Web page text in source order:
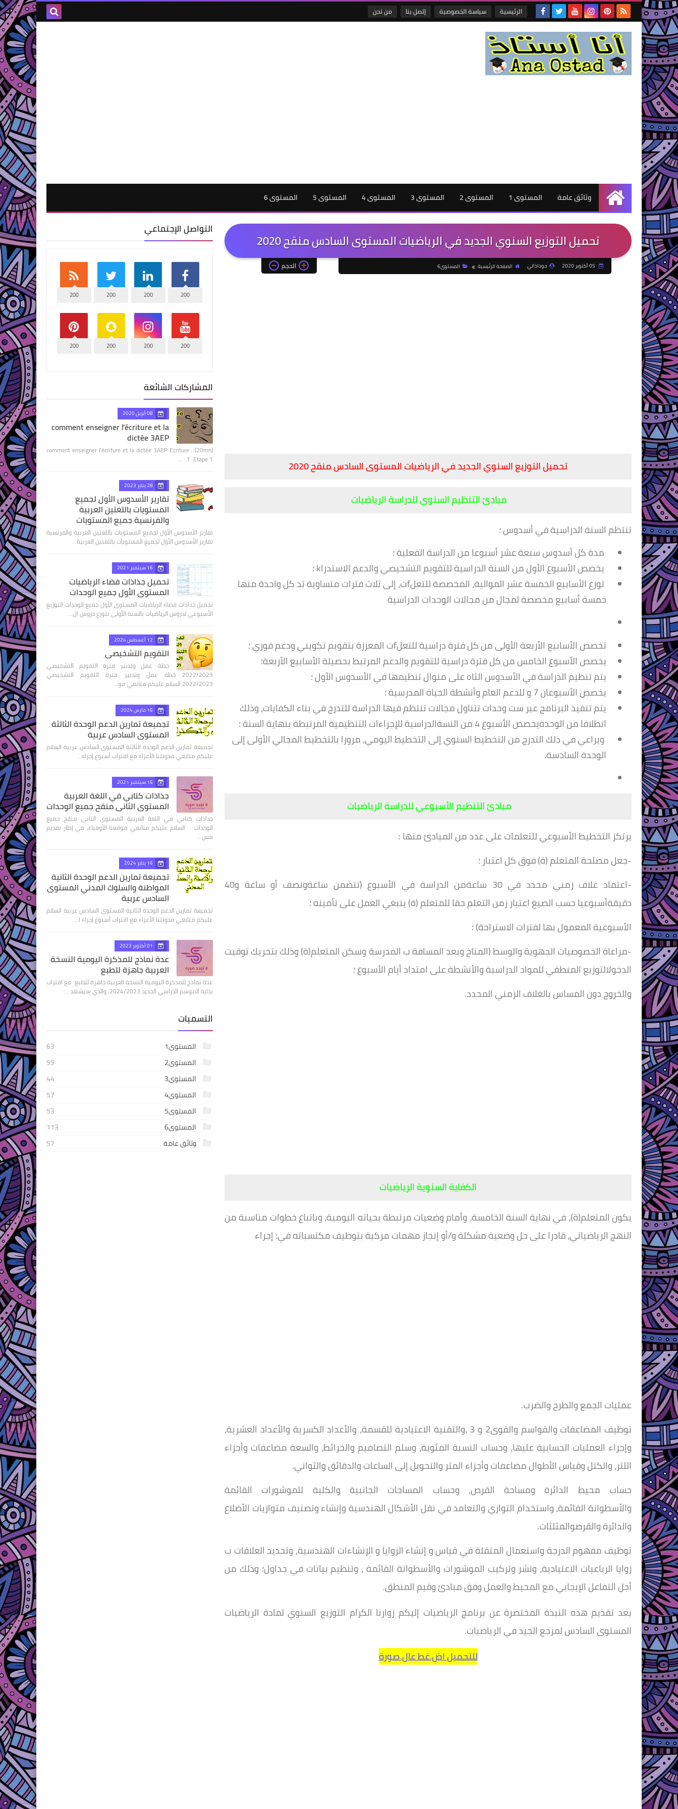
الرئيسية سياسة الخصوصية إتصل بنا من نحن
الرئيسية
وثائق عامة المستوى 1 المستوى 2 المستوى 3 المستوى 4 المستوى 5 المستوى 6
تحميل التوزيع السنوي الجديد في الرياضيات المستوى السادس منقح 2020
جوذاذاتي الصفحة الرئيسية المستوى6 الحجم
تحميل التوزيع السنوي الجديد في الرياضيات المستوى السادس منقح 2020
مبادئ التنظيم السنوي للدراسة الرياضيات
تنتظم السنة الدراسية في أسدوس ؛
مدة كل أسدوس سبعة عشر أسبوعا من الدراسة الفعلية ؛
يخصص الأسبوع الأول من السنة الدراسية للتقويم التشخيصي والدعم الاستدراk ؛
توزع الأسابيع الخمسة عشر الموالية، المخصصة للتعلfت، إلى ثلاث فترات متساوية تد كل واحدة منها
خمسة أسابيعمخصصة لمجال من مجالات الوحدات الدراسية
تخصص الأسابيع الأربعة الأولى من كل فترة دراسية للتعلfت المعززة بتقويم تكويني ودعم فوري ؛
يخصص الأسبوع الخامس من كل فترة دراسية للتقويم والدعم المرتبط بحصيلة الأسابيع الأربعة؛
يتم تنظيم الدراسة في الأسدوس الثاo على منوال تنظيمها في الأسدوس الأول ؛
يخصص الأسبوعان 7 و للدعم العام وأنشطة الحياة المدرسية ؛
يتم تنفيذ البرنامج عبر ست وحدات تتناول مجالات تنتظم فيها الدراسة للتدرج في بناء الكفايات، وذلك
انطلاقا من الوحدةيخصص الأسبوع 4 من النسةالدراسية للإجراءات التنظيمية المرتبطة بنهاية السنة ؛
ويراعي في ذلك التدرج من التخطيط السنوي إلى التخطيط اليومي، مرورا بالتخطيط المجاليالأولى إلى
الوحدة السادسة.
مبادئ التنظيم الأسبوعي للدراسة الرياضيات
يرتكز التخطيط الأسبوعي للتعلمات على عدد من المبادئ منها :
-جعل مصلحة المتعلم (ة) فوق كل اعتبار ؛
-اعتماد غلاف زمني محدد في 30 ساعةمن الدراسة في الأسبوع (تتضمن ساعةونصف أو ساعة و40
دقيقةأسبوعيا حسب الصيغ اعتبار زمن التعلم حقا للمتعلم (ة) ينبغي العمل على تأمينه ؛
الأسبوعية المعمول بها لفترات الاستراحة) ؛
-مراعاة الخصوصيات الجهوية والوسط (المناخ وبعد المسافة ب المدرسة وسكن المتعلم(ة) وذلك بتحريك توقيت
الدخولالتوزيع المنطقي للمواد الدراسية والأنشطة على امتداد أيام الأسبوع ؛
والخروج دون المساس بالغلاف الزمني المحدد.
الكفاية السنوية الرياضيات
يكون المتعلم(ة)، في نهاية السنة الخامسة، وأمام وضعيات مرتبطة بحياته اليومية، وباتباع خطوات مناسبة من
النهج الرياضياتي، قادرا على حل وضعية مشكلة و/أو إنجاز مهمات مركبة بتوظيف مكتسباته في: إجراء
عمليات الجمع والطرح والضرب.
توظيف المضاعفات والقواسم والقوى2 و 3 ،والتقنية الاعتيادية للقسمة، والأعداد
الكسرية والأعداد العشرية،
وإجراء العمليات الحسابية عليها، وحساب النسبة المئوية، وسلم التصاميم والخرائط، والسعة مضاعفات وأجزاء
اللتر، والكتل وقياس الأطوال مضاعفات وأجزاء المتر والتحويل إلى الساعات والدقائقوالثواني.
حساب محيط الدائرة ومساحة القرص، وحساب المساحات الجانبية والكلية للموشورات القائمة
والأسطوانة القائمة، واستخدام التوازي والتعامد في نقل الأشكال الهندسية وإنشاء وتصنيف متوازيات الأضلاع
والدائرة والقرصوالمثلثات.
توظيف مفهوم الدرجة واستعمال المنقلة في قياس و إنشاء الزوايا و الإنشاءات الهندسية، وتحديد العلاقات ب
زوايا الرباعيات الاعتيادية، ونشر وتركيب الموشورات والأسطوانة القائمة، وتنظيم بياناتفي جداول؛ وذلك من
أجل التفاعل الإيجابي مع المحيط والعمل وفق مبادئ وقيم المنطق.
بعد تقديم هذه النبذة المختصرة عن برنامج الرياضيات إليكم زوارنا الكرام التوزيع السنوي لمادة الرياضيات
المستوى السادس لمرجع الجيد في الرياضيات.
للتحميل اض.غط عال.صورة
التواصل الإجتماعي
200
200
200
200
200
200
200
200
المشاركات الشائعة
08 أبريل 2020
comment enseigner l'écriture et la
dictée 3AEP
comment enseigner l'écriture et la dictée 3AEP Ecriture : (20mn)
1. Etape 1 : …
28 يناير 2023
تقارير الأسدوس الأول لجميع
المستويات باللغتين العربية
والفرنسية جميع المستويات
تقارير الأسدوس الأول لجميع المستويات باللغتين العربية والفرنسية
تقارير الأسدوس الأول لجميع المستويات باللغتين العربية…
16 سبتمبر 2021
تحميل جذاذات فضاء الرياضيات
المستوى الأول جميع الوحدات
تحميل جذاذات فضاء الرياضيات المستوى الأول جميع الوحدات التوزيع
الأسبوعي لدروس الرياضيات بالسنة الأولى تتوزع دروس ال…
12 أغسطس 2024
التقويم التشخيصي
خطة عمل وتدبير فترة التقويم التشخيصي
2022/2023 خطة عمل وتدبير فترة التقويم التشخيصي
2022/2023 السلام عليكم متابعي مو…
16 مارس 2024
تجميعة تمارين الدعم الوحدة الثالثة
المستوى السادس عربية
تجميعة تمارين الدعم الوحدة الثالثة المستوى السادس عربية السلام
عليكم متابعي مدونتنا الأعزاء مع اقتراب أسبوع إجراء…
16 سبتمبر 2021
جذاذات كتابي في اللغة العربية
المستوى الثاني منقح جميع الوحدات
جذاذات كتابي في اللغة العربية المستوى الثاني منقح جميع
الوحدات السلام عليكم متابعي موقعنا الأوفياء، في إطار تقديم
مس…
16 يناير 2024
تجميعة تمارين الدعم الوحدة الثانية
المواطنة والسلوك المدني المستوى
السادس عربية
تجميعة تمارين الدعم الوحدة الثانية المستوى السادس عربية السلام
عليكم متابعي مدونتنا الأعزاء مع اقتراب أسبوع إجراء ا…
01 أكتوبر 2023
عدة نماذج للمذكرة اليومية النسخة
العربية جاهزة للطبع
عدة نماذج للمذكرة اليومية النسخة العربية جاهزة للطبع مع اقتراب
بداية الموسم الدراسي الجديد 2024/2023، والذي سيشهد …
التسميات
المستوى1
63
المستوى2
59
المستوى3
44
المستوى4
57
المستوى5
53
المستوى6
113
وثائق عامة
57